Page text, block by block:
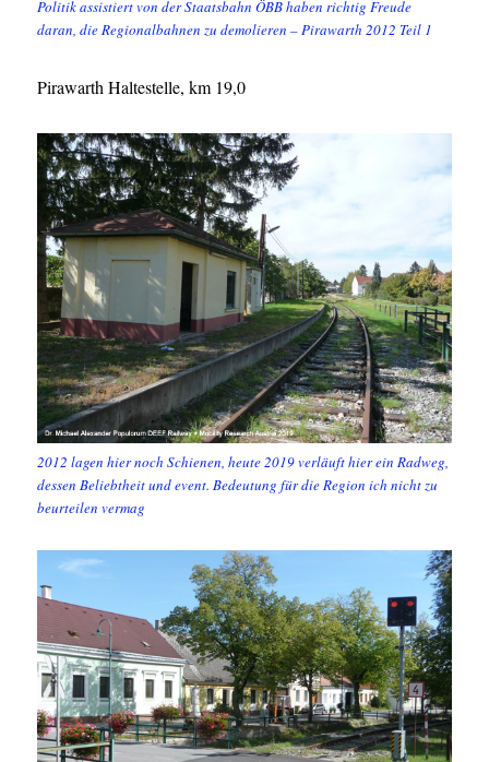
Politik assistiert von der Staatsbahn ÖBB haben richtig Freude
daran, die Regionalbahnen zu demolieren – Pirawarth 2012 Teil 1
Pirawarth Haltestelle, km 19,0
2012 lagen hier noch Schienen, heute 2019 verläuft hier ein Radweg,
dessen Beliebtheit und event. Bedeutung für die Region ich nicht zu
beurteilen vermag